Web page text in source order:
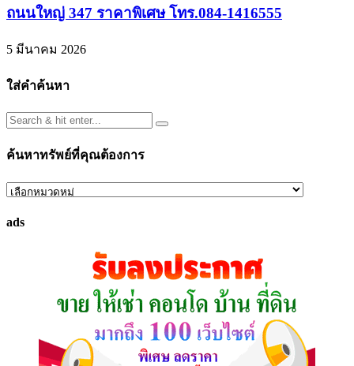
ถนนใหญ่ 347 ราคาพิเศษ โทร.084-1416555
5 มีนาคม 2026
ใส่คำค้นหา
ค้นหาทรัพย์ที่คุณต้องการ
ค้นหา
ที่
ads